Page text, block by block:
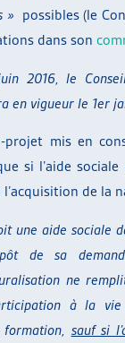
» possibles (le
dans son
2016, le
en vigueur le 1er
projet mis en
si l’aide
l’acquisition de la
une aide sociale
de sa
ne
à la vie
formation, sauf si